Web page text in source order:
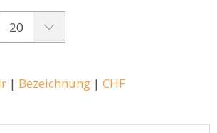
20
| Bezeichnung | CHF